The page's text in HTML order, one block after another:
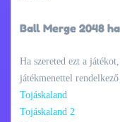
Ball Merge 2048
Ha szereted ezt a
játékmenettel
Tojáskaland
Tojáskaland 2